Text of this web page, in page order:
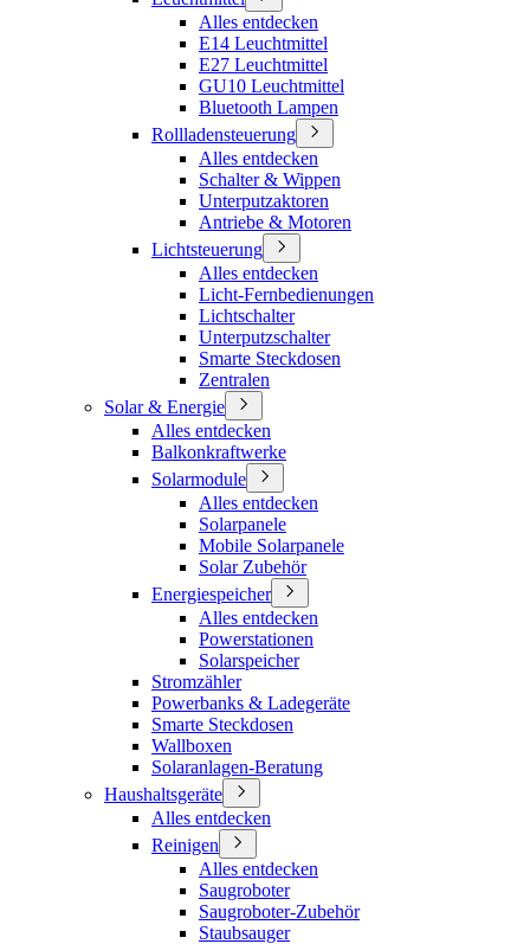
Alles entdecken
E14 Leuchtmittel
E27 Leuchtmittel
GU10 Leuchtmittel
Bluetooth Lampen
Rollladensteuerung
Alles entdecken
Schalter & Wippen
Unterputzaktoren
Antriebe & Motoren
Lichtsteuerung
Alles entdecken
Licht-Fernbedienungen
Lichtschalter
Unterputzschalter
Smarte Steckdosen
Zentralen
Solar & Energie
Alles entdecken
Balkonkraftwerke
Solarmodule
Alles entdecken
Solarpanele
Mobile Solarpanele
Solar Zubehör
Energiespeicher
Alles entdecken
Powerstationen
Solarspeicher
Stromzähler
Powerbanks & Ladegeräte
Smarte Steckdosen
Wallboxen
Solaranlagen-Beratung
Haushaltsgeräte
Alles entdecken
Reinigen
Alles entdecken
Saugroboter
Saugroboter-Zubehör
Staubsauger